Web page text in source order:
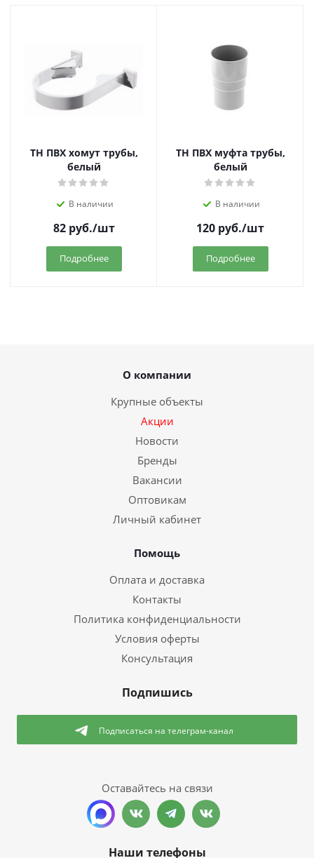
ТН ПВХ хомут трубы,
белый
В наличии
82руб./шт
Подробнее
ТН ПВХ муфта трубы,
белый
В наличии
120 руб./шт
Подробнее
О компании
Крупные объекты
Акции
Новости
Бренды
Вакансии
Оптовикам
Личный кабинет
Помощь
Оплата и доставка
Контакты
Политика конфиденциальности
Условия оферты
Консультация
Подпишись
Подписаться на телеграм-канал
Оставайтесь на связи
Наши телефоны